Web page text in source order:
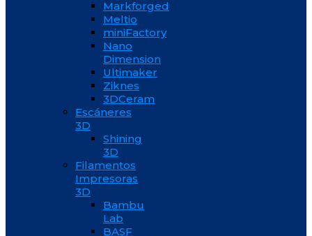
Markforged
Meltio
miniFactory
Nano
Dimension
Ultimaker
Ziknes
3DCeram
Escáneres
3D
Shining
3D
Filamentos
Impresoras
3D
Bambu
Lab
BASF